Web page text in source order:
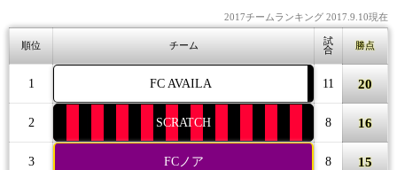
2017チームランキング 2017.9.10現在
順位 チーム
試
合
勝点
1 FC AVAILA 11 20
2 SCRATCH 8 16
3 FCノア 8 15